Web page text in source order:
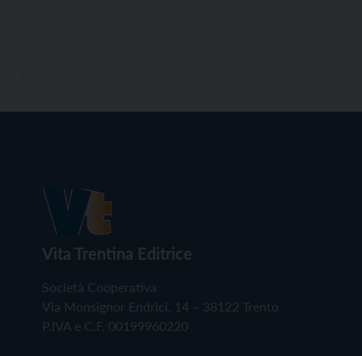
Vita Trentina Editrice
Società Cooperativa
Via Monsignor Endrici, 14 – 38122 Trento
P.IVA e C.F. 00199960220